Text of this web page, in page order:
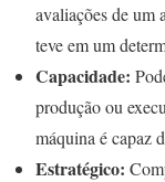
avaliações de um
teve em um
Capacidade:
produção ou
máquina é capaz
Estratégico: